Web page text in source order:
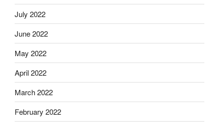
July 2022
June 2022
May 2022
April 2022
March 2022
February 2022